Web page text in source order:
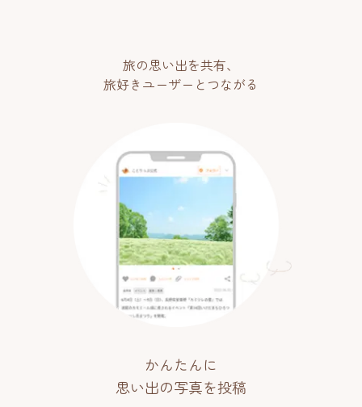
旅の思い出を共有、
旅好きユーザーとつながる
かんたんに
思い出の写真を投稿